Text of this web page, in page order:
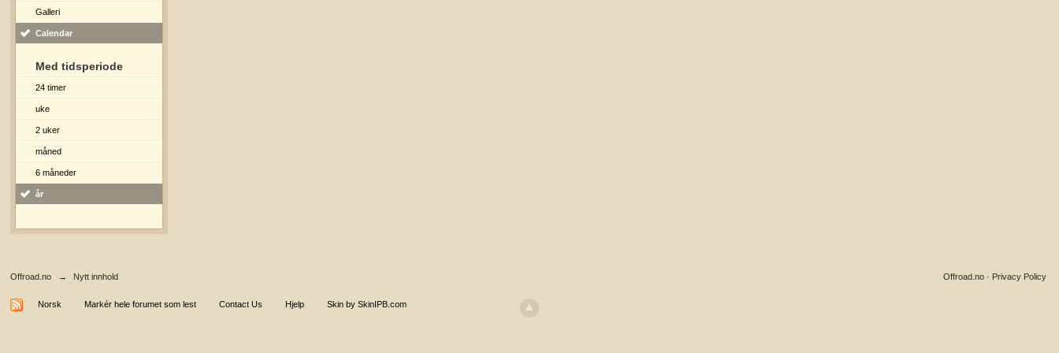
Galleri
Calendar
Med tidsperiode
24 timer
uke
2 uker
måned
6 måneder
år
Offroad.no → Nytt innhold Privacy Policy
Offroad.no ·
Norsk Markér hele forumet som lest Contact Us Hjelp Skin by SkinIPB.com